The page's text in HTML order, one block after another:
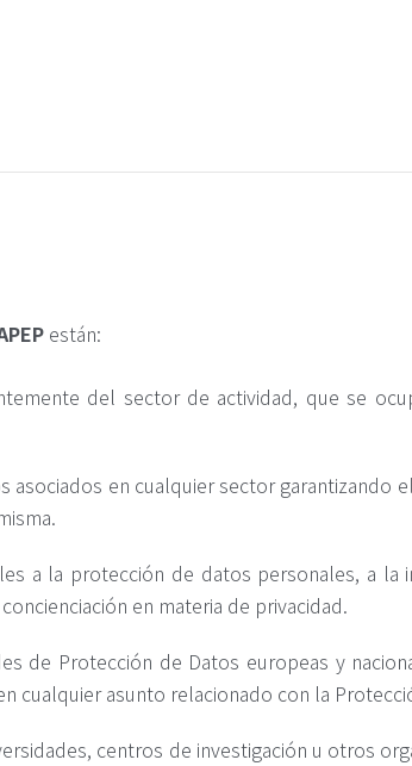
están:
del sector de actividad, que se
asociados en cualquier sector garantizando
a la protección de datos personales, a la
en materia de privacidad.
de Protección de Datos europeas y
cualquier asunto relacionado con la
centros de investigación u otros